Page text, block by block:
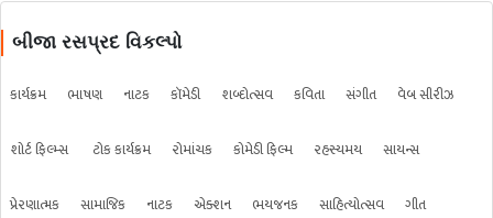
બીજા રસપ્રદ વિકલ્પો
કાર્યક્રમ ભાષણ નાટક કૉમેડી શબ્દોત્સવ કવિતા સંગીત વેબ સીરીઝ
શોર્ટ ફિલ્મ્સ ટોક કાર્યક્રમ રોમાંચક કોમેડી ફિલ્મ રહસ્યમય સાયન્સ
પ્રેરણાત્મક સામાજિક નાટક એક્શન ભયજનક સાહિત્યોત્સવ ગીત